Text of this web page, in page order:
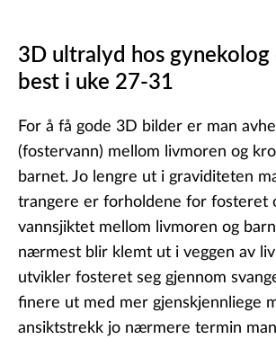
3D ultralyd hos gynekolog
best i uke 27-31
For å få gode 3D bilder er man
(fostervann) mellom livmoren og
barnet. Jo lengre ut i graviditeten
trangere er forholdene for fosteret
vannsjiktet mellom livmoren og
nærmest blir klemt ut i veggen av
utvikler fosteret seg gjennom
finere ut med mer gjenskjennliege
ansiktstrekk jo nærmere termin